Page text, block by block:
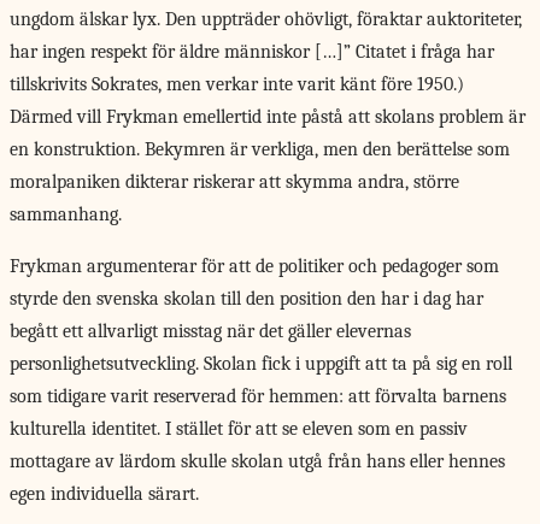
ungdom älskar lyx. Den uppträder ohövligt, föraktar auktoriteter,
har ingen respekt för äldre människor […]” Citatet i fråga har
tillskrivits Sokrates, men verkar inte varit känt före 1950.)
Därmed vill Frykman emellertid inte påstå att skolans problem är
en konstruktion. Bekymren är verkliga, men den berättelse som
moralpaniken dikterar riskerar att skymma andra, större
sammanhang.
Frykman argumenterar för att de politiker och pedagoger som
styrde den svenska skolan till den position den har i dag har
begått ett allvarligt misstag när det gäller elevernas
personlighetsutveckling. Skolan fick i uppgift att ta på sig en roll
som tidigare varit reserverad för hemmen: att förvalta barnens
kulturella identitet. I stället för att se eleven som en passiv
mottagare av lärdom skulle skolan utgå från hans eller hennes
egen individuella särart.